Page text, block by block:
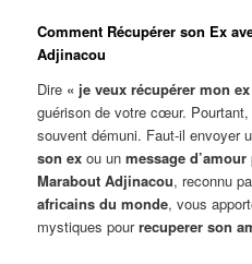
Comment Récupérer son Ex
Adjinacou
Dire « je veux récupérer mon ex
guérison de votre cœur.
souvent démuni. Faut-il envoyer
son ex ou unmessage
Marabout Adjinacou, reconnu
africains du monde, vous
mystiques pourrecuperer son